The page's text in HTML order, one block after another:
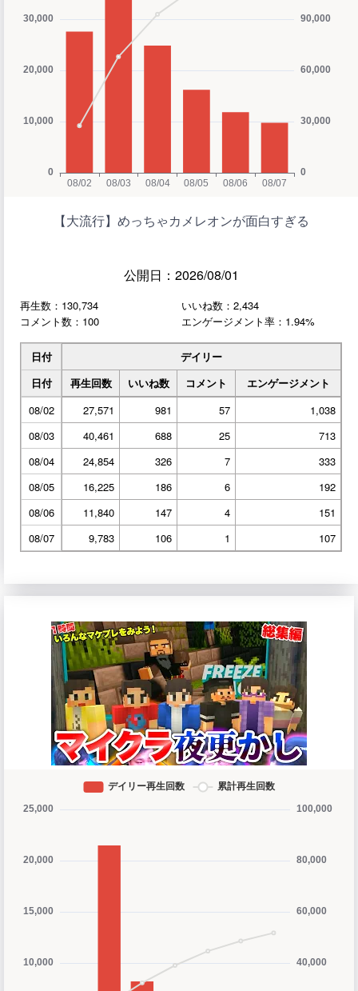
【大流行】めっちゃカメレオンが面白すぎる
公開日：2026/08/01
再生数：130,734
いいね数：2,434
コメント数：100
エンゲージメント率：1.94%
日付
デイリー
日付
再生回数 いいね数 コメント
エンゲージメント
08/02
27,571 981 57
1,038
08/03
40,461 688 25
713
08/04
24,854 326 7
333
08/05
16,225 186 6
192
08/06
11,840 147 4
151
08/07
9,783 106 1 107